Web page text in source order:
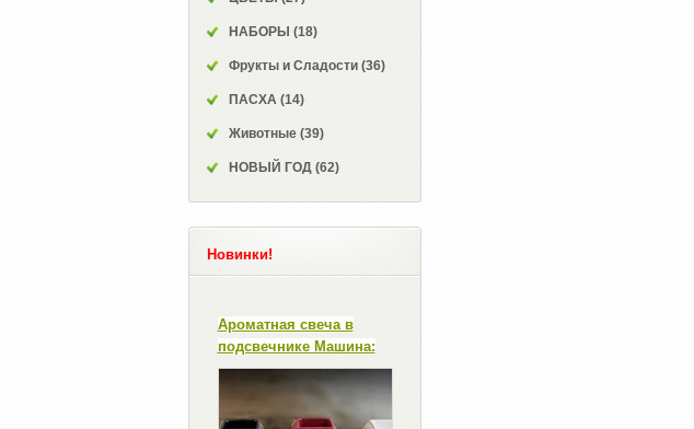
НАБОРЫ (18)
Фрукты и Сладости (36)
ПАСХА (14)
Животные (39)
НОВЫЙ ГОД (62)
Новинки!
Ароматная свеча в
подсвечнике Машина: